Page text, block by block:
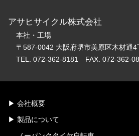
アサヒサイクル株式会社
本社・工場
〒587-0042 大阪府堺市美原区木材通
TEL. 072-362-8181 FAX. 072-362-
会社概要
製品について